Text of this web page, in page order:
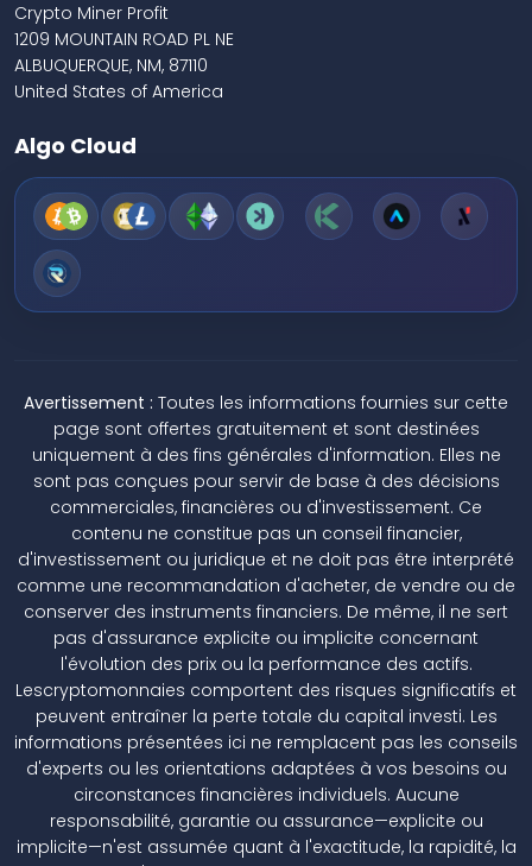
Crypto Miner Profit
1209 MOUNTAIN ROAD PL NE
ALBUQUERQUE, NM, 87110
United States of America
Algo Cloud
Avertissement : Toutes les informations fournies sur cette
page sont offertes gratuitement et sont destinées
uniquement à des fins générales d'information. Elles ne
sont pas conçues pour servir de base à des décisions
commerciales, financières ou d'investissement. Ce
contenu ne constitue pas un conseil financier,
d'investissement ou juridique et ne doit pas être interprété
comme une recommandation d'acheter, de vendre ou de
conserver des instruments financiers. De même, il ne sert
pas d'assurance explicite ou implicite concernant
l'évolution des prix ou la performance des actifs.
Lescryptomonnaies comportent des risques significatifs et
peuvent entraîner la perte totale du capital investi. Les
informations présentées ici ne remplacent pas les conseils
d'experts ou les orientations adaptées à vos besoins ou
circonstances financières individuels. Aucune
responsabilité, garantie ou assurance—explicite ou
implicite—n'est assumée quant à l'exactitude, la rapidité, la